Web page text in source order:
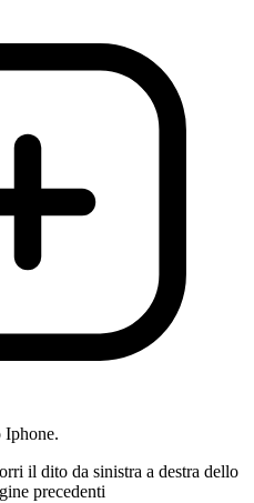
Iphone.
il dito da sinistra a destra dello
precedenti